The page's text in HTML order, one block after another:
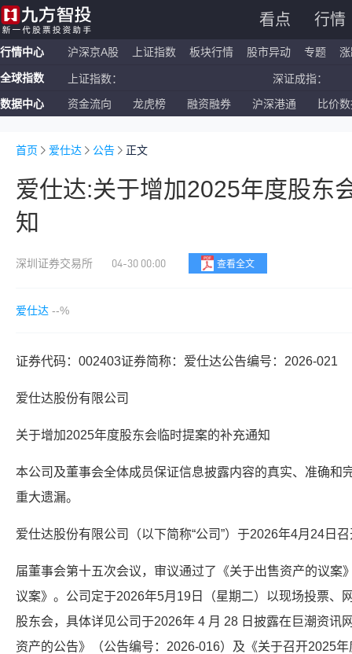
看点 行情
行情中心 沪深京A股 上证指数 板块行情 股市异动 专题
全球指数 上证指数： 深证成指：
恒生指数： 国企指数：
数据中心 资金流向 龙虎榜 融资融券 沪深港通 比价
首页 爱仕达 公告 正文
爱仕达:关于增加2025年度股东
知
深圳证券交易所 04-30 00:00 查看全文
爱仕达 --%
证券代码：002403证券简称：爱仕达公告编号：2026-021
爱仕达股份有限公司
关于增加2025年度股东会临时提案的补充通知
本公司及董事会全体成员保证信息披露内容的真实、准确和
重大遗漏。
爱仕达股份有限公司（以下简称“公司”）于2026年4月24日
届董事会第十五次会议，审议通过了《关于出售资产的议案
议案》。公司定于2026年5月19日（星期二）以现场投票、
股东会，具体详见公司于2026年 4 月 28 日披露在巨潮资讯
资产的公告》（公告编号：2026-016）及《关于召开2025